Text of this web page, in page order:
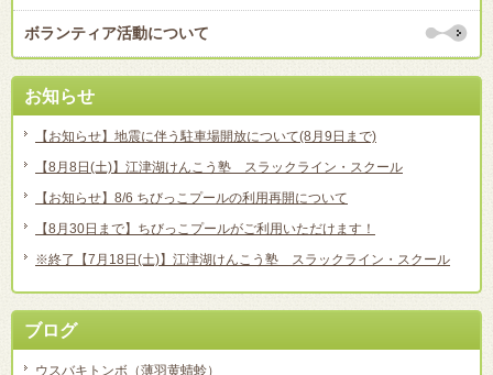
ボランティア活動について
お知らせ
【お知らせ】地震に伴う駐車場開放について(8月9日まで)
【8月8日(土)】江津湖けんこう塾 スラックライン・スクール
【お知らせ】8/6 ちびっこプールの利用再開について
【8月30日まで】ちびっこプールがご利用いただけます！
※終了【7月18日(土)】江津湖けんこう塾 スラックライン・スクール
ブログ
ウスバキトンボ（薄羽黄蜻蛉）